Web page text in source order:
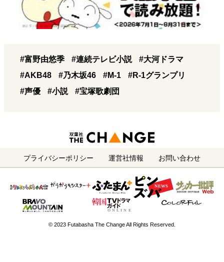
#富野由悠季 #連続テレビ小説
#大河ドラマ
#AKB48
#乃木坂46 #M-1
#R-1グランプリ
#声優
#小説 #宝塚歌劇団
プライバシーポリシー 運営社情報 お問い合わせ
© 2023 Futabasha The Change All Rights Reserved.